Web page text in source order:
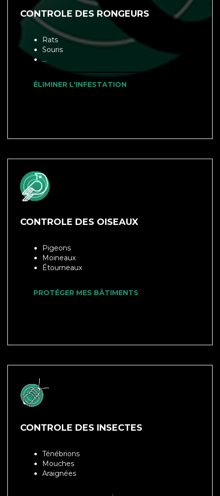
CONTROLE DES RONGEURS
Rats
Souris
...
ÉLIMINER L'INFESTATION
CONTROLE DES OISEAUX
Pigeons
Moineaux
Étourneaux
PROTÉGER MES BÂTIMENTS
CONTROLE DES INSECTES
Ténébrions
Mouches
Araignées